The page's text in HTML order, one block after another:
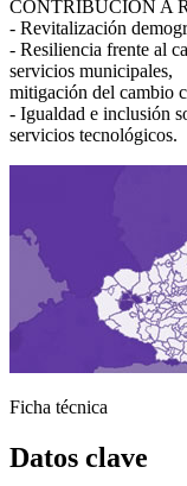
CONTRIBUCIÓN A
- Revitalización
- Resiliencia frente al
servicios municipales,
mitigación del cambio
- Igualdad e inclusión
servicios tecnológicos.
Ficha técnica
Datos clave